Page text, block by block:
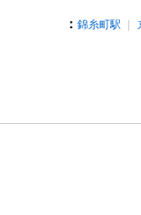
： 錦糸町駅